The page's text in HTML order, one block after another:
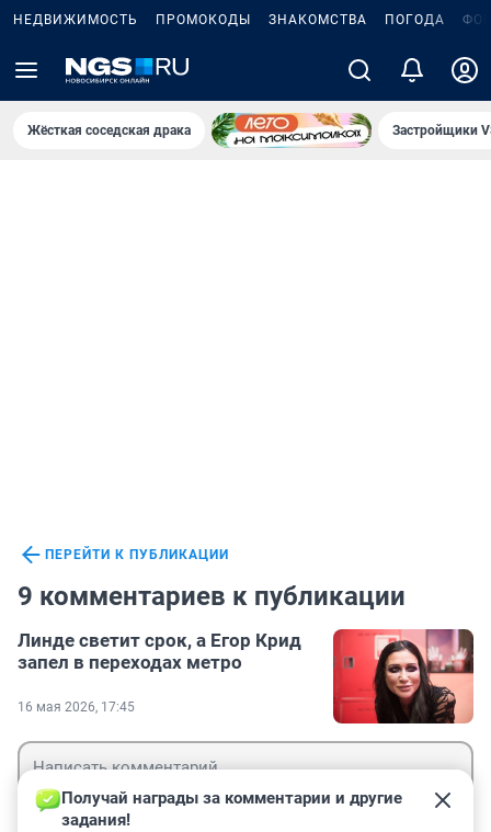
НЕДВИЖИМОСТЬ ПРОМОКОДЫ ЗНАКОМСТВА ПОГОДА
Жёсткая соседская драка Застройщики
ПЕРЕЙТИ К ПУБЛИКАЦИИ
9 комментариев к публикации
Линде светит срок, а Егор Крид
запел в переходах метро
16 мая 2026, 17:45
Получай награды за комментарии и другие
задания!